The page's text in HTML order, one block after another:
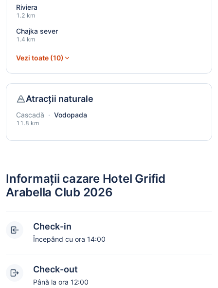
Riviera
1.2 km
Chajka sever
1.4 km
Vezi toate (10)
Atracții naturale
Cascadă · Vodopada
11.8 km
Informații cazare Hotel Grifid
Arabella Club 2026
Check-in
Începând cu ora 14:00
Check-out
Până la ora 12:00